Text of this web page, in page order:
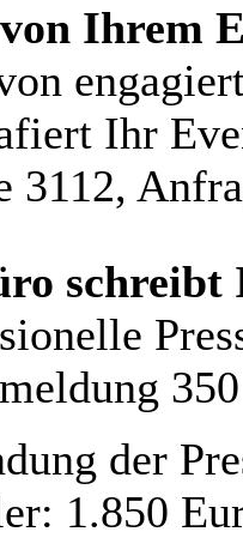
Ihrem
Ihr
3112,
schreibt
der
1.850